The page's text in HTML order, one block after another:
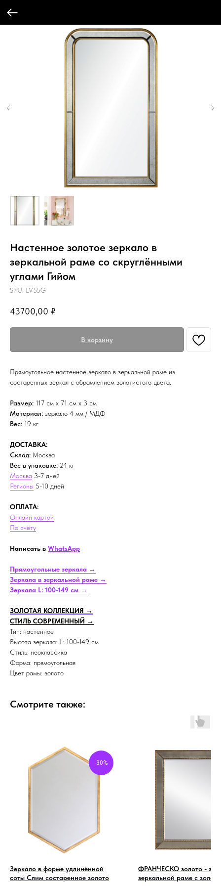
Настенное золотое зеркало в
зеркальной раме со скруглёнными
углами Гийом
SKU: LV55G
43700,00 ₽
В корзину
Прямоугольное настенное зеркало в зеркальной раме из
состаренных зеркал с обрамлением золотистого цвета.
Размер: 117 см х 71 см х 3 см
Материал: зеркало 4 мм / МДФ
Вес: 19 кг
ДОСТАВКА:
Склад: Москва
Вес в упаковке: 24 кг
Москва 3-7 дней
Регионы 5-10 дней
ОПЛАТА:
Онлайн картой
По счёту
Написать в WhatsApp
Прямоугольные зеркала →
Зеркала в зеркальной раме →
Зеркала L: 100-149 см →
ЗОЛОТАЯ КОЛЛЕКЦИЯ →
СТИЛЬ СОВРЕМЕННЫЙ →
Тип: настенное
Высота зеркала: L: 100-149 см
Стиль: неоклассика
Форма: прямоугольная
Цвет рамы: золото
Смотрите также:
-30%
Зеркало в форме удлинённой
соты Слим состаренное золото
ФРАНЧЕСКО золото -
зеркальной раме с